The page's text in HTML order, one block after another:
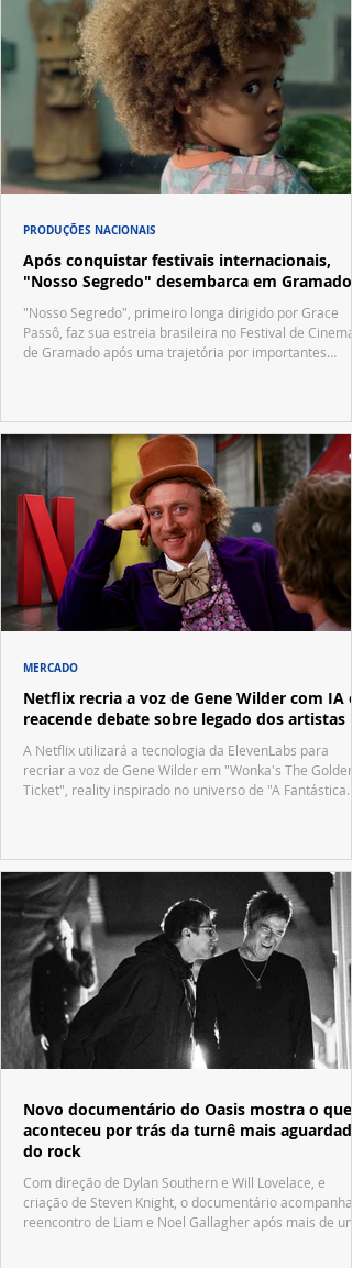
Após conquistar festivais internacionais,
"Nosso Segredo" desembarca em Gramado
"Nosso Segredo", primeiro longa dirigido por Grace
Passô, faz sua estreia brasileira no Festival de Cinema
de Gramado após uma trajetória por importantes
PRODUÇÕES NACIONAIS
Netflix recria a voz de Gene Wilder com IA e
reacende debate sobre legado dos artistas
A Netflix utilizará a tecnologia da ElevenLabs para
recriar a voz de Gene Wilder em "Wonka's The Golden
Ticket", reality inspirado no universo de "A Fantástica
MERCADO
Novo documentário do Oasis mostra o que
aconteceu por trás da turnê mais aguardada
do rock
Com direção de Dylan Southern e Will Lovelace, e
criação de Steven Knight, o documentário acompanha
reencontro de Liam e Noel Gallagher após mais de